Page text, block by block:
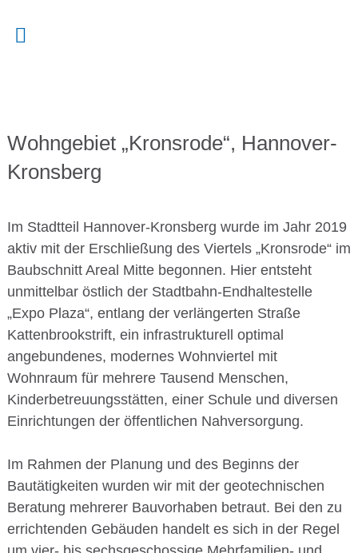
to
content
Wohngebiet „Kronsrode“, Hannover-
Kronsberg
Im Stadtteil Hannover-Kronsberg wurde im Jahr 2019
aktiv mit der Erschließung des Viertels „Kronsrode“ im
Baubschnitt Areal Mitte begonnen. Hier entsteht
unmittelbar östlich der Stadtbahn-Endhaltestelle
„Expo Plaza“, entlang der verlängerten Straße
Kattenbrookstrift, ein infrastrukturell optimal
angebundenes, modernes Wohnviertel mit
Wohnraum für mehrere Tausend Menschen,
Kinderbetreuungsstätten, einer Schule und diversen
Einrichtungen der öffentlichen Nahversorgung.
Im Rahmen der Planung und des Beginns der
Bautätigkeiten wurden wir mit der geotechnischen
Beratung mehrerer Bauvorhaben betraut. Bei den zu
errichtenden Gebäuden handelt es sich in der Regel